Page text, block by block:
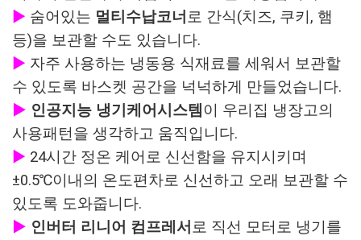
▶ 숨어있는 멀티수납코너 로 간식(치즈, 쿠키, 햄
등)을 보관할 수도 있습니다.
▶ 자주 사용하는 냉동용 식재료를 세워서 보관할
수 있도록 바스켓 공간을 넉넉하게 만들었습니다.
▶ 인공지능 냉기케어시스템 이 우리집 냉장고의
사용패턴을 생각하고 움직입니다.
▶ 24시간 정온 케어로 신선함을 유지시키며
±0.5℃이내의 온도편차로 신선하고 오래 보관할 수
있도록 도와줍니다.
▶ 인버터 리니어 컴프레서 로 직선 모터로 냉기를